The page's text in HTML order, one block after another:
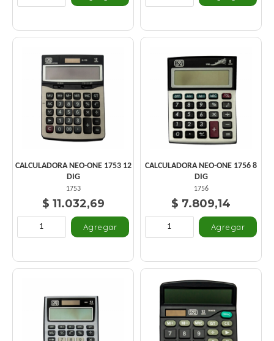
CALCULADORA NEO-ONE 1753 12
DIG
1753
$ 11.032,69
CALCULADORA NEO-ONE 1756 8
DIG
1756
$ 7.809,14